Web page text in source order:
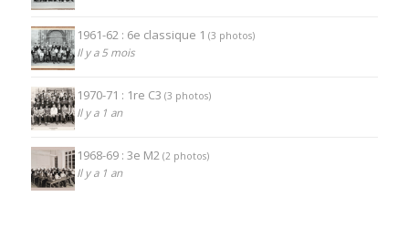
1961-62 : 6e classique 1 (3 photos)
Il y a 5 mois
1970-71 : 1re C3 (3 photos)
Il y a 1 an
1968-69 : 3e M2 (2 photos)
Il y a 1 an